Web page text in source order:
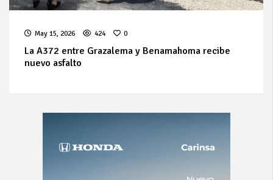
May 15, 2026 424 0
La A372 entre Grazalema y Benamahoma recibe
nuevo asfalto